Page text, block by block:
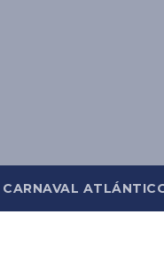
CARNAVAL